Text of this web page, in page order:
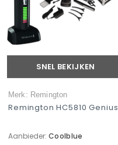
SNEL BEKIJKEN
Merk: Remington
Remington HC5810 Genius
Aanbieder: Coolblue